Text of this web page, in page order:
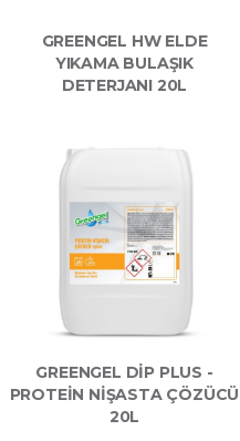
GREENGEL HW ELDE
YIKAMA BULAŞIK
DETERJANI 20L
GREENGEL DIP PLUS -
PROTEIN NIŞASTA ÇÖZÜCÜ
20L